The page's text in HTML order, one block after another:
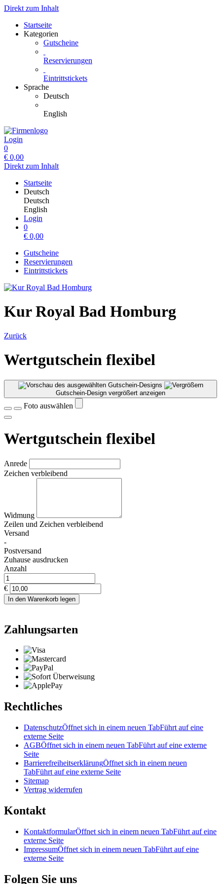
Direkt zum Inhalt
Startseite
Kategorien
Gutscheine
Reservierungen
Eintrittstickets
Sprache
Deutsch
English
Login
0
€ 0,00
Direkt zum Inhalt
Startseite
Deutsch
Deutsch
English
Login
0
€ 0,00
Gutscheine
Reservierungen
Eintrittstickets
Kur Royal Bad Homburg
Zurück
Wertgutschein flexibel
Gutschein-Design vergrößert anzeigen
Foto auswählen
Wertgutschein flexibel
Anrede
Zeichen verbleibend
Widmung
Zeilen und Zeichen verbleibend
Versand
-
Postversand
Zuhause ausdrucken
Anzahl
€
In den Warenkorb legen
Zahlungsarten
Rechtliches
DatenschutzÖffnet sich in einem neuen TabFührt auf eine
externe Seite
AGBÖffnet sich in einem neuen TabFührt auf eine externe
Seite
BarrierefreiheitserklärungÖffnet sich in einem neuen
TabFührt auf eine externe Seite
Sitemap
Vertrag widerrufen
Kontakt
KontaktformularÖffnet sich in einem neuen TabFührt auf eine
externe Seite
ImpressumÖffnet sich in einem neuen TabFührt auf eine
externe Seite
Folgen Sie uns